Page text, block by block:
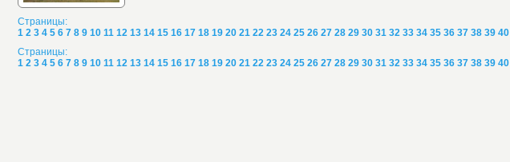
Страницы:
1 2 3 4 5 6 7 8 9 10 11 12 13 14 15 16 17 18 19 20 21 22 23 24 25 26 27 28 29 30 31 32 33 34 35 36 37 38 39 40
Страницы:
1 2 3 4 5 6 7 8 9 10 11 12 13 14 15 16 17 18 19 20 21 22 23 24 25 26 27 28 29 30 31 32 33 34 35 36 37 38 39 40